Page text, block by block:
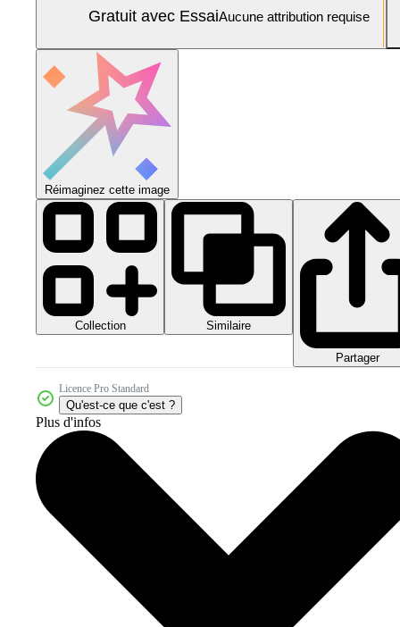
Gratuit avec EssaiAucune attribution requise
Réimaginez cette image
Collection Similaire
Partager
Licence Pro Standard
Qu'est-ce que c'est ?
Plus d'infos